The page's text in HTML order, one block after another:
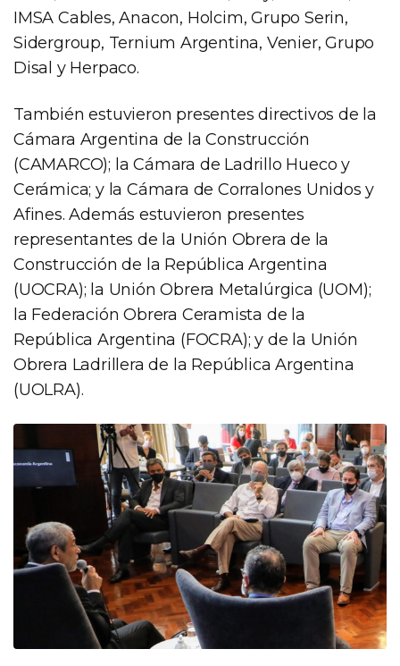
IMSA Cables, Anacon, Holcim, Grupo Serin,
Sidergroup, Ternium Argentina, Venier, Grupo
Disal y Herpaco.
También estuvieron presentes directivos de la
Cámara Argentina de la Construcción
(CAMARCO); la Cámara de Ladrillo Hueco y
Cerámica; y la Cámara de Corralones Unidos y
Afines. Además estuvieron presentes
representantes de la Unión Obrera de la
Construcción de la República Argentina
(UOCRA); la Unión Obrera Metalúrgica (UOM);
la Federación Obrera Ceramista de la
República Argentina (FOCRA); y de la Unión
Obrera Ladrillera de la República Argentina
(UOLRA).